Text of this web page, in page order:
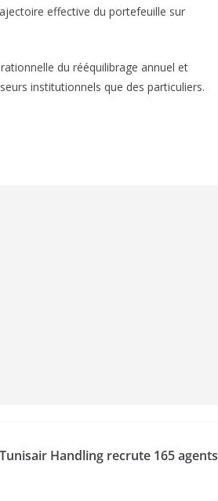
effective du portefeuille sur
du rééquilibrage annuel et
institutionnels que des particuliers.
Tunisair Handling recrute 165 agents